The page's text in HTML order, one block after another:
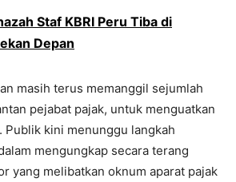
Staf KBRI Peru Tiba di
Depan
masih terus memanggil sejumlah
pejabat pajak, untuk menguatkan
Publik kini menunggu langkah
mengungkap secara terang
yang melibatkan oknum aparat pajak